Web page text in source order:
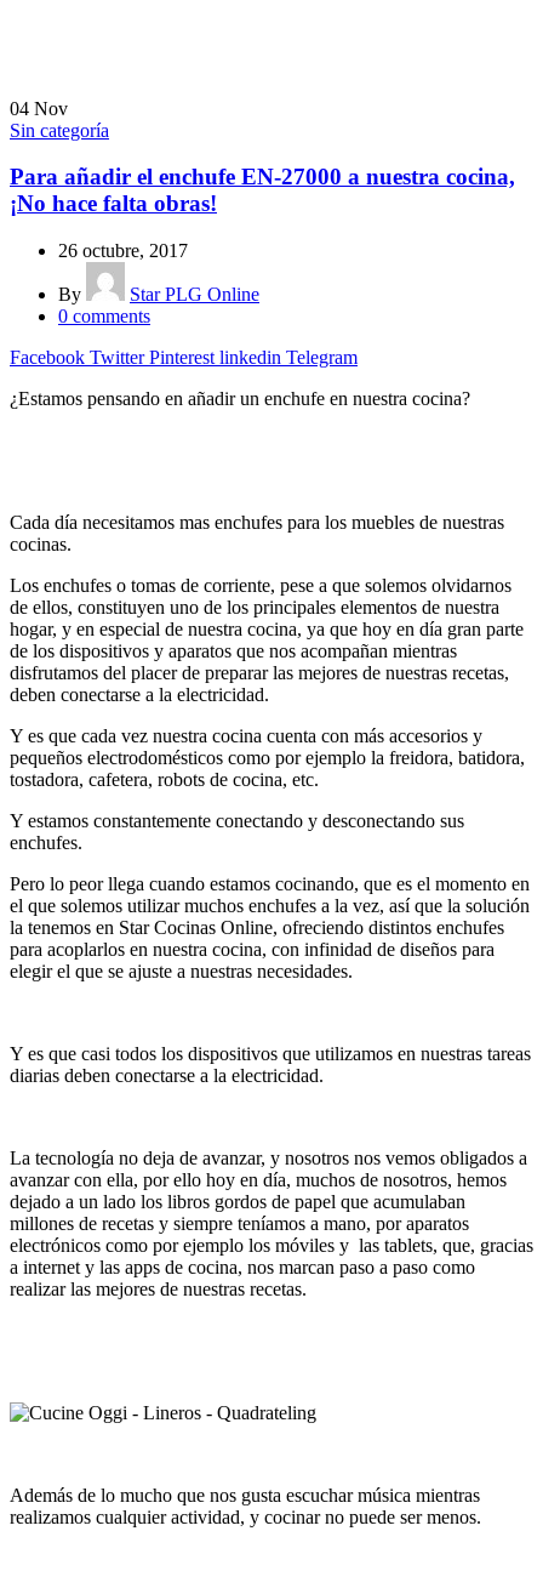
04 Nov
Sin categoría
Para añadir el enchufe EN-27000 a nuestra cocina,
¡No hace falta obras!
26 octubre, 2017
By
Star PLG Online
0 comments
Facebook Twitter Pinterest linkedin Telegram
¿Estamos pensando en añadir un enchufe en nuestra cocina?
Cada día necesitamos mas enchufes para los muebles de nuestras
cocinas.
Los enchufes o tomas de corriente, pese a que solemos olvidarnos
de ellos, constituyen uno de los principales elementos de nuestra
hogar, y en especial de nuestra cocina, ya que hoy en día gran parte
de los dispositivos y aparatos que nos acompañan mientras
disfrutamos del placer de preparar las mejores de nuestras recetas,
deben conectarse a la electricidad.
Y es que cada vez nuestra cocina cuenta con más accesorios y
pequeños electrodomésticos como por ejemplo la freidora, batidora,
tostadora, cafetera, robots de cocina, etc.
Y estamos constantemente conectando y desconectando sus
enchufes.
Pero lo peor llega cuando estamos cocinando, que es el momento en
el que solemos utilizar muchos enchufes a la vez, así que la solución
la tenemos en Star Cocinas Online, ofreciendo distintos enchufes
para acoplarlos en nuestra cocina, con infinidad de diseños para
elegir el que se ajuste a nuestras necesidades.
Y es que casi todos los dispositivos que utilizamos en nuestras tareas
diarias deben conectarse a la electricidad.
La tecnología no deja de avanzar, y nosotros nos vemos obligados a
avanzar con ella, por ello hoy en día, muchos de nosotros, hemos
dejado a un lado los libros gordos de papel que acumulaban
millones de recetas y siempre teníamos a mano, por aparatos
electrónicos como por ejemplo los móviles y las tablets, que, gracias
a internet y las apps de cocina, nos marcan paso a paso como
realizar las mejores de nuestras recetas.
Además de lo mucho que nos gusta escuchar música mientras
realizamos cualquier actividad, y cocinar no puede ser menos.